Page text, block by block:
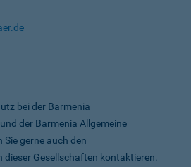
bei der Barmenia
der Barmenia Allgemeine
gerne auch den
Gesellschaften kontaktieren.